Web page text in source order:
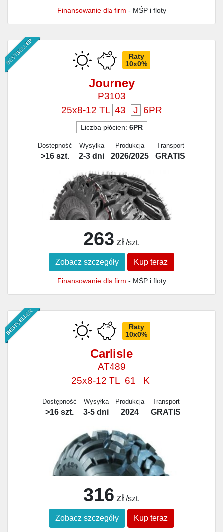
Finansowanie dla firm - MŚP i floty
BESTSELLER
Raty
10x0%
Journey
P3103
25x8-12 TL 43 J 6PR
Liczba płócien: 6PR
Dostępność
>16 szt.
Wysyłka
2-3 dni
Produkcja
2026/2025
Transport
GRATIS
263 zł /szt.
Zobacz szczegóły Kup teraz
Finansowanie dla firm - MŚP i floty
BESTSELLER
Raty
10x0%
Carlisle
AT489
25x8-12 TL 61 K
Dostępność
>16 szt.
Wysyłka
3-5 dni
Produkcja
2024
Transport
GRATIS
316 zł /szt.
Zobacz szczegóły Kup teraz